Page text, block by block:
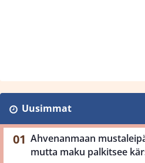
Uusimmat
Ahvenanmaan
mutta maku palkitsee